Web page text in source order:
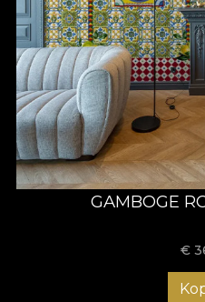
GAMBOGE
€